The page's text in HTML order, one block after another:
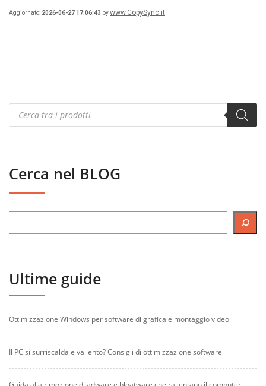
Aggiornato: 2026-06-27 17:06:43 bywww.CopySync.it
Products
search
Cerca nel BLOG
Ultime guide
Ottimizzazione Windows per software di grafica e montaggio video
Il PC si surriscalda e va lento? Consigli di ottimizzazione software